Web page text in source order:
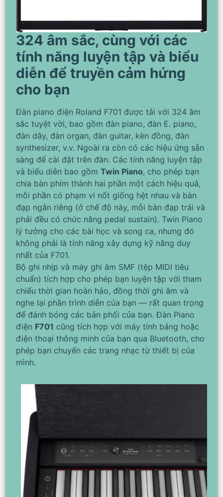
324 âm sắc, cùng với các
tính năng luyện tập và biểu
diễn để truyền cảm hứng
cho bạn
Đàn piano điện Roland F701 được tải với 324 âm
sắc tuyệt vời, bao gồm đàn piano, đàn E. piano,
đàn dây, đàn organ, đàn guitar, kèn đồng, đàn
synthesizer, v.v. Ngoài ra còn có các hiệu ứng sẵn
sàng để cài đặt trên đàn. Các tính năng luyện tập
và biểu diễn bao gồm Twin Piano, cho phép bạn
chia bàn phím thành hai phần một cách hiệu quả,
mỗi phần có phạm vi nốt giống hệt nhau và bàn
đạp ngân riêng (ở chế độ này, mỗi bàn đạp trái và
phải đều có chức năng pedal sustain). Twin Piano
lý tưởng cho các bài học và song ca, nhưng đó
không phải là tính năng xây dựng kỹ năng duy
nhất của F701.
Bộ ghi nhịp và máy ghi âm SMF (tệp MIDI tiêu
chuẩn) tích hợp cho phép bạn luyện tập với tham
chiếu thời gian hoàn hảo, đồng thời ghi âm và
nghe lại phần trình diễn của bạn — rất quan trọng
để đánh bóng các bản phối của bạn. Đàn Piano
điện F701 cũng tích hợp với máy tính bảng hoặc
điện thoại thông minh của bạn qua Bluetooth, cho
phép bạn chuyển các trang nhạc từ thiết bị của
mình.